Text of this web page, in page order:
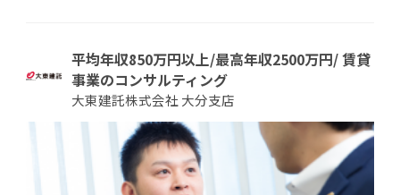
平均年収850万円以上/最高年収2500万円/ 賃貸
事業のコンサルティング
大東建託株式会社 大分支店